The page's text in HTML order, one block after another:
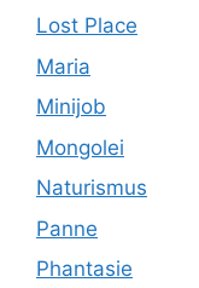
Lost Place
Maria
Minijob
Mongolei
Naturismus
Panne
Phantasie